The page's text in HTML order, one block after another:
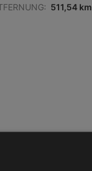
511,54 km